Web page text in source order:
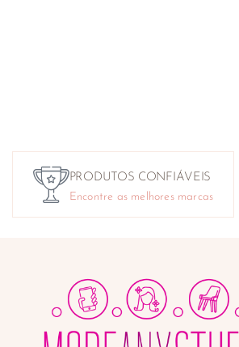
PRODUTOS CONFIÁVEIS
Encontre as melhores marcas